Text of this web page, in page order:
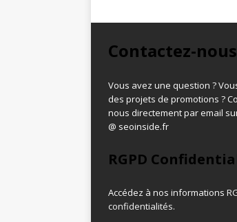
Contactez-nous
Vous avez une question ?
des projets de promotions ?
nous directement par email
@ seoinside.fr
RGPD
Accédez à nos informations
confidentialités.